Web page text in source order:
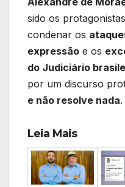
sido os
condenar os
expressão e os
do Judiciário
por um discurso
e não resolve nada.
Leia Mais